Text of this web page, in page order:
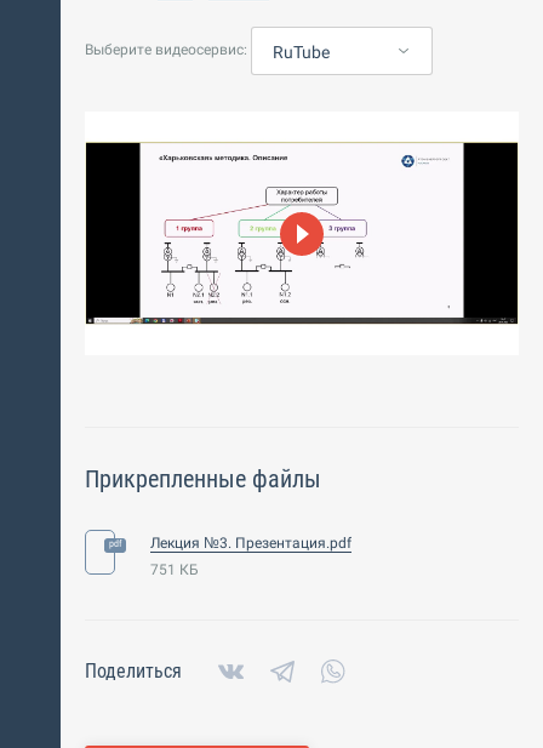
Выберите видеосервис: RuTube
Прикрепленные файлы
Лекция №3. Презентация.pdf
751 КБ
Поделиться